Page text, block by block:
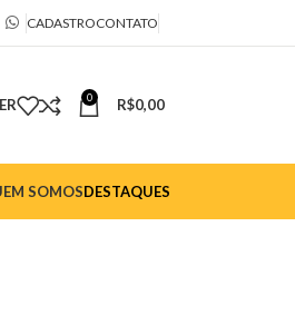
CADASTROCONTATO
0 R$0,00
SOMOSDESTAQUES